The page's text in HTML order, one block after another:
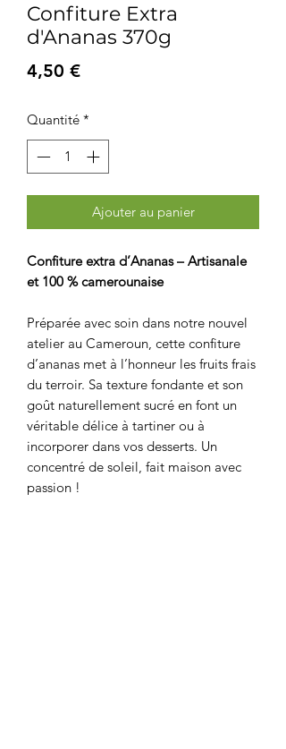
Confiture Extra
d'Ananas 370g
4,50 €Prix
Quantité *
Ajouter au panier
Confiture extra d’Ananas – Artisanale
et 100 % camerounaise
Préparée avec soin dans notre nouvel
atelier au Cameroun, cette confiture
d’ananas met à l’honneur les fruits frais
du terroir. Sa texture fondante et son
goût naturellement sucré en font un
véritable délice à tartiner ou à
incorporer dans vos desserts. Un
concentré de soleil, fait maison avec
passion !